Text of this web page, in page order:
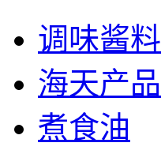
调味酱料
海天产品
煮食油